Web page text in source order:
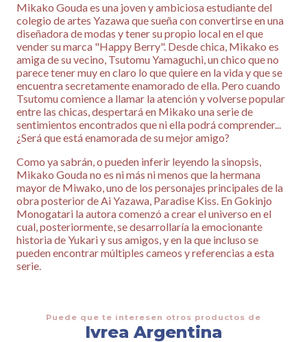
Mikako Gouda es una joven y ambiciosa estudiante del
colegio de artes Yazawa que sueña con convertirse en una
diseñadora de modas y tener su propio local en el que
vender su marca "Happy Berry". Desde chica, Mikako es
amiga de su vecino, Tsutomu Yamaguchi, un chico que no
parece tener muy en claro lo que quiere en la vida y que se
encuentra secretamente enamorado de ella. Pero cuando
Tsutomu comience a llamar la atención y volverse popular
entre las chicas, despertará en Mikako una serie de
sentimientos encontrados que ni ella podrá comprender...
¿Será que está enamorada de su mejor amigo?
Como ya sabrán, o pueden inferir leyendo la sinopsis,
Mikako Gouda no es ni más ni menos que la hermana
mayor de Miwako, uno de los personajes principales de la
obra posterior de Ai Yazawa, Paradise Kiss. En Gokinjo
Monogatari la autora comenzó a crear el universo en el
cual, posteriormente, se desarrollaría la emocionante
historia de Yukari y sus amigos, y en la que incluso se
pueden encontrar múltiples cameos y referencias a esta
serie.
Puede que te interesen otros productos de
Ivrea Argentina